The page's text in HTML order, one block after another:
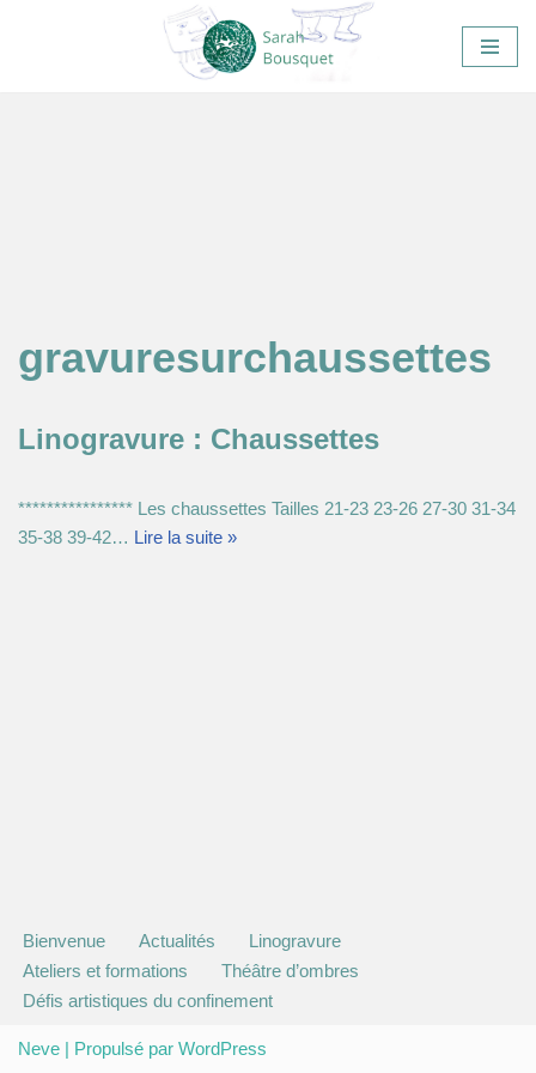
gravuresurchaussettes
Linogravure : Chaussettes
**************** Les chaussettes Tailles 21-23 23-26 27-30 31-34
35-38 39-42… Lire la suite »
Bienvenue Actualités
Linogravure
Ateliers et formations
Théâtre d’ombres
Défis artistiques du confinement
Neve | Propulsé par WordPress